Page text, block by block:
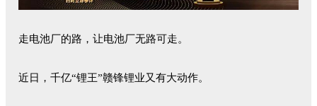
走电池厂的路，让电池厂无路可走。
近日，千亿“锂王”赣锋锂业又有大动作。